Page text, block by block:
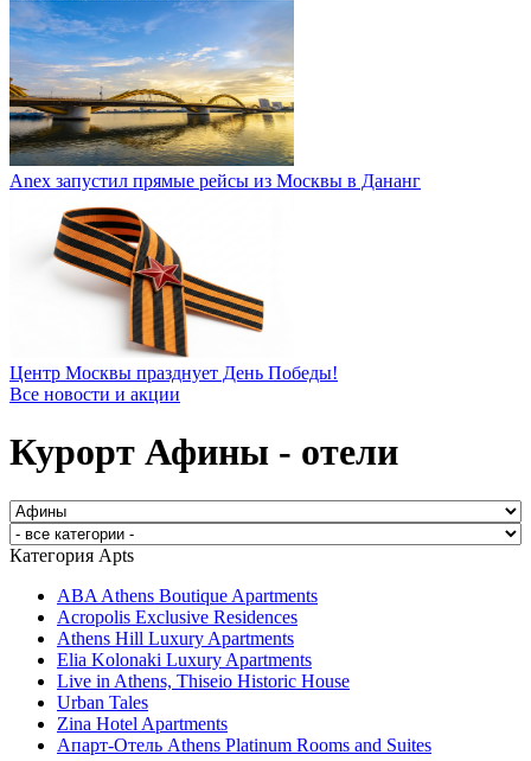
Anex запустил прямые рейсы из Москвы в Дананг
Центр Москвы празднует День Победы!
Все новости и акции
Курорт Афины - отели
Категория Apts
ABA Athens Boutique Apartments
Acropolis Exclusive Residences
Athens Hill Luxury Apartments
Elia Kolonaki Luxury Apartments
Live in Athens, Thiseio Historic House
Urban Tales
Zina Hotel Apartments
Апарт-Отель Athens Platinum Rooms and Suites